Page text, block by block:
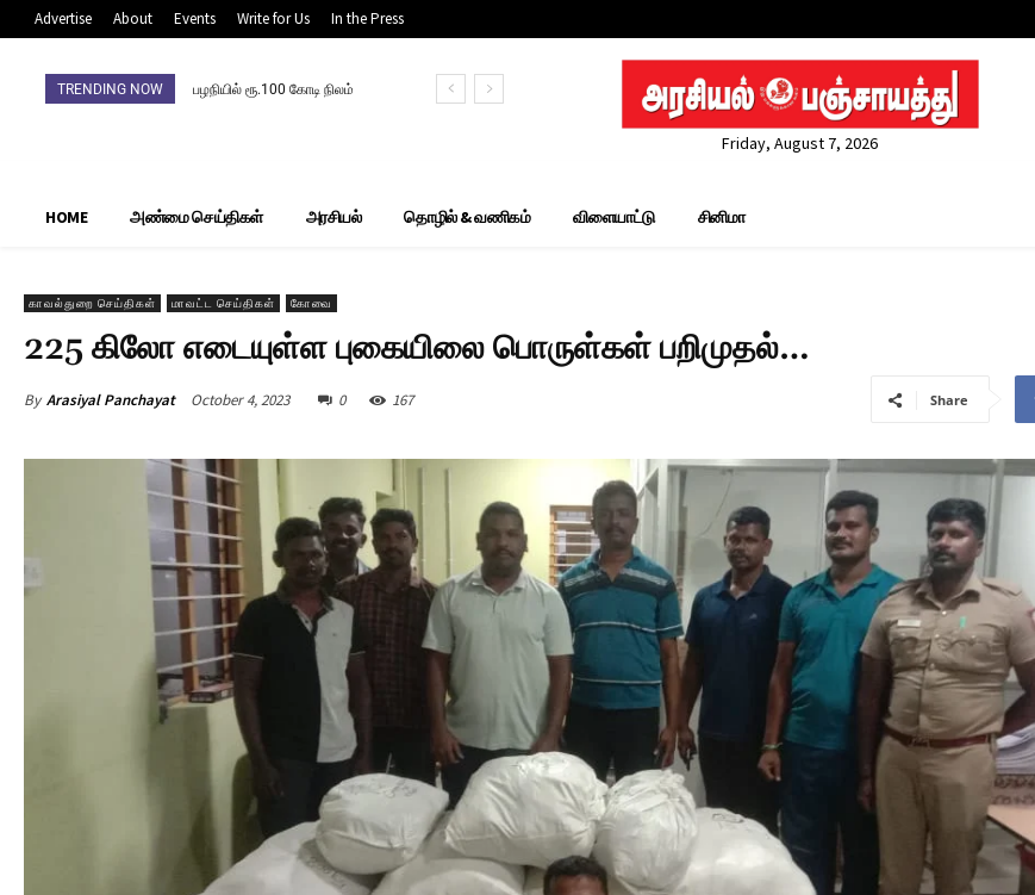
Advertise About Events Write for Us In the Press
TRENDING NOW
பழநியில் ரூ.100 கோடி நிலம்
தேடுதல் வேட்டை
Friday, August 7, 2026
HOME அண்மை செய்திகள் அரசியல் தொழில் & வணிகம் விளையாட்டு சினிமா
காவல்துறை செய்திகள் மாவட்ட செய்திகள் கோவை
225 கிலோ எடையுள்ள புகையிலை பொருள்கள் பறிமுதல்…
By Arasiyal Panchayat October 4, 2023 0 167 Share